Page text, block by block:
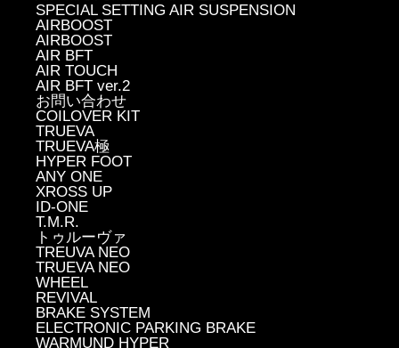
SPECIAL SETTING AIR SUSPENSION
AIRBOOST
AIRBOOST
AIR BFT
AIR TOUCH
AIR BFT ver.2
お問い合わせ
COILOVER KIT
TRUEVA
TRUEVA極
HYPER FOOT
ANY ONE
XROSS UP
ID-ONE
T.M.R.
トゥルーヴァ
TREUVA NEO
TRUEVA NEO
WHEEL
REVIVAL
BRAKE SYSTEM
ELECTRONIC PARKING BRAKE
WARMUND HYPER